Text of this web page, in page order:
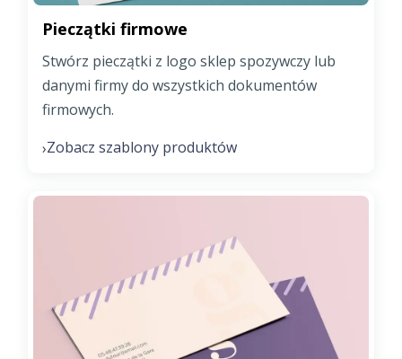
Pieczątki firmowe
Stwórz pieczątki z logo sklep spozywczy lub
danymi firmy do wszystkich dokumentów
firmowych.
›Zobacz szablony produktów